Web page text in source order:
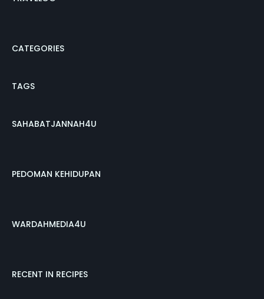
CATEGORIES
TAGS
SAHABATJANNAH4U
PEDOMAN KEHIDUPAN
WARDAHMEDIA4U
RECENT IN RECIPES